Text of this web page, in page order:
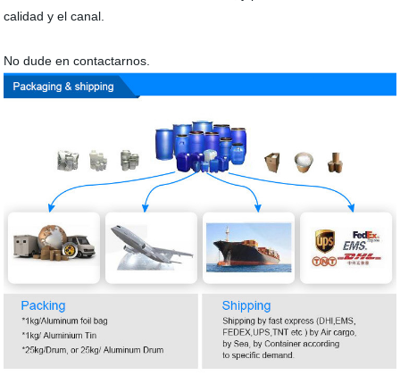
calidad y el canal.
No dude en contactarnos.